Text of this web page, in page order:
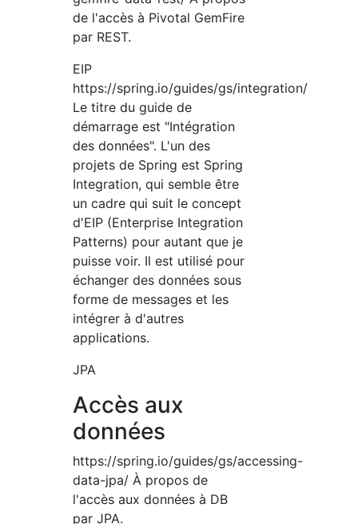
de l'accès à Pivotal GemFire
par REST.
EIP
https://spring.io/guides/gs/integration/
Le titre du guide de
démarrage est "Intégration
des données". L'un des
projets de Spring est Spring
Integration, qui semble être
un cadre qui suit le concept
d'EIP (Enterprise Integration
Patterns) pour autant que je
puisse voir. Il est utilisé pour
échanger des données sous
forme de messages et les
intégrer à d'autres
applications.
JPA
Accès aux
données
https://spring.io/guides/gs/accessing-
data-jpa/ À propos de
l'accès aux données à DB
par JPA.